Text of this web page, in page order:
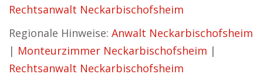
Rechtsanwalt Neckarbischofsheim
Regionale Hinweise: Anwalt Neckarbischofsheim
| Monteurzimmer Neckarbischofsheim |
Rechtsanwalt Neckarbischofsheim